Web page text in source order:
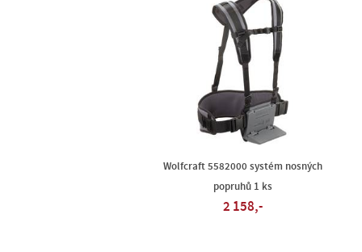
Wolfcraft 5582000 systém nosných
popruhů 1 ks
2 158,-